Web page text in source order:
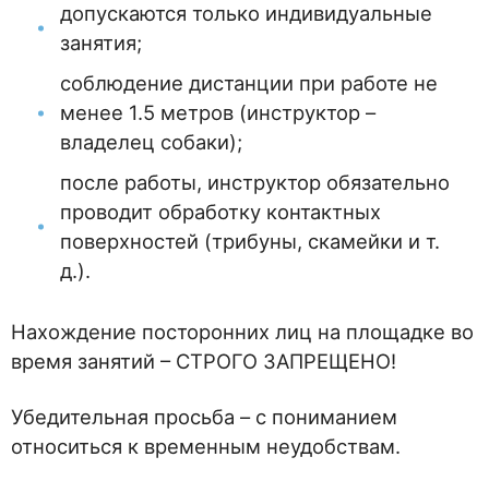
допускаются только индивидуальные
занятия;
соблюдение дистанции при работе не
менее 1.5 метров (инструктор –
владелец собаки);
после работы, инструктор обязательно
проводит обработку контактных
поверхностей (трибуны, скамейки и т.
д.).
Нахождение посторонних лиц на площадке во
время занятий – СТРОГО ЗАПРЕЩЕНО!
Убедительная просьба – с пониманием
относиться к временным неудобствам.